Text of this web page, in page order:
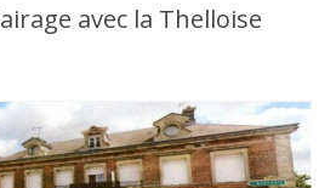
avec la Thelloise